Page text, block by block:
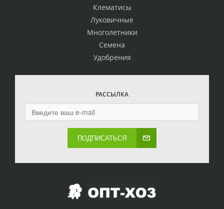
Клематисы
Луковичные
Многолетники
Семена
Удобрения
РАССЫЛКА
ПОДПИСАТЬСЯ